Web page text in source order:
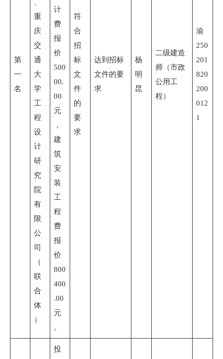
第
一
名
重
庆
交
通
大
学
工
程
设
计
研
究
院
有
限
公
司
（
联
合
体
）
计
费
报
价
500
00.
00
元
，
建
筑
安
装
工
程
费
报
价
800
400
.00
元
。
符
合
招
标
文
件
的
要
求
达到招标
文件的要
求
杨
明
昆
二级建造
师（市政
公用工
程）
渝
250
201
820
200
012
1
投